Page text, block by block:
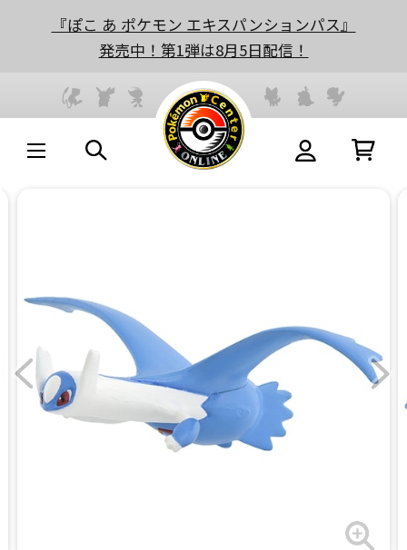
『ぽこ あ ポケモン エキスパンションパス』
発売中！第1弾は8月5日配信！